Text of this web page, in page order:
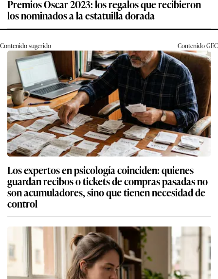
Premios Oscar 2023: los regalos que recibieron
los nominados a la estatuilla dorada
Contenido sugerido ContenidoGEC
Los expertos en psicología coinciden: quienes
guardan recibos o tickets de compras pasadas no
son acumuladores, sino que tienen necesidad de
control